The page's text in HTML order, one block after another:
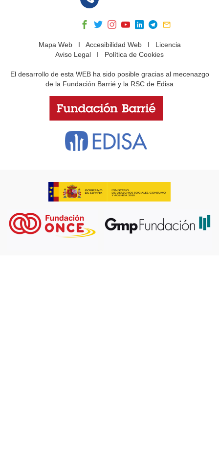
Mapa WebI Accesibilidad WebI Licencia
Aviso Legal I Política de Cookies
El desarrollo de esta WEB ha sido posible gracias al mecenazgo
de la Fundación Barrié y la RSC de Edisa